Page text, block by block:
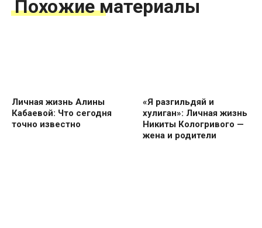
Похожие материалы
Личная жизнь Алины
Кабаевой: Что сегодня
точно известно
«Я разгильдяй и
хулиган»: Личная жизнь
Никиты Кологривого —
жена и родители